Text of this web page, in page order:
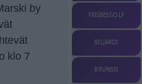
by
klo 7
FRISBEEGOLF
BILJARDI
BRUNSSI